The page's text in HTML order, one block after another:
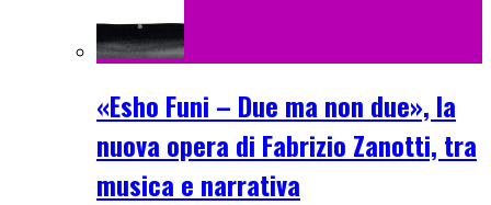
«Esho Funi – Due ma non due», la
nuova opera di Fabrizio Zanotti, tra
musica e narrativa